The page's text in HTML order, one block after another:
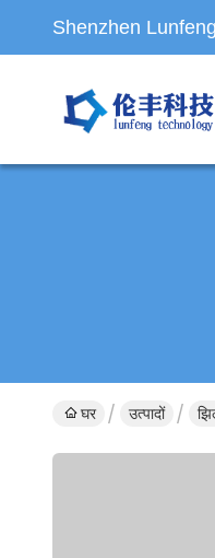
Shenzhen
घर उत्पादों